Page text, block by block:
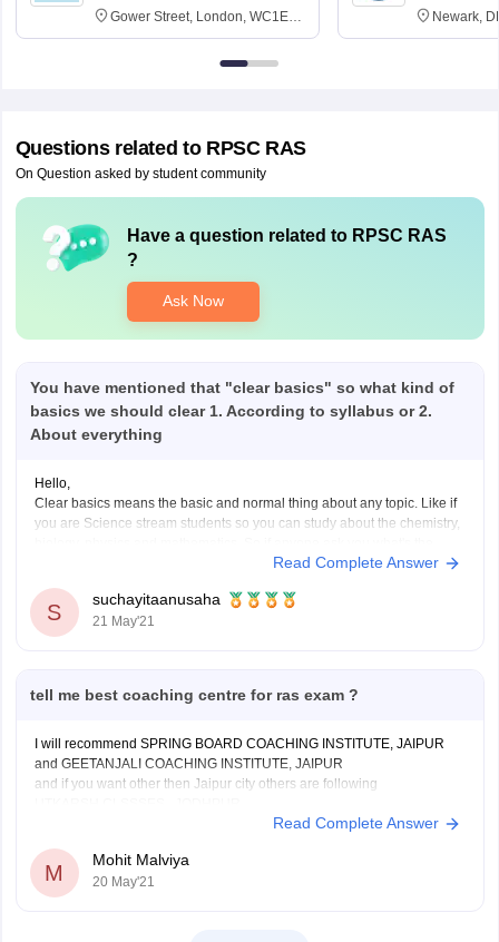
Gower Street, London, WC1E
6BT
Newark,
Questions related to RPSC RAS
On Question asked by student community
Have a question related to RPSC RAS
?
Ask Now
You have mentioned that "clear basics" so what kind of
basics we should clear 1. According to syllabus or 2.
About everything
Hello,
Clear basics means the basic and normal thing about any topic. Like if
you are Science stream students so you can study about the chemistry,
difference between virus and bacteria and you don't know it then your
Read Complete Answer
S
suchayitaanusaha
21 May'21
tell me best coaching centre for ras exam ?
I will recommend SPRING BOARD COACHING INSTITUTE, JAIPUR
and GEETANJALI COACHING INSTITUTE, JAIPUR
and if you want other then Jaipur city others are following
Read Complete Answer
M
Mohit Malviya
20 May'21